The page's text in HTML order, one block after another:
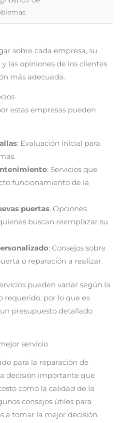
sobre cada empresa, su
las opiniones de los clientes
más adecuada.
estas empresas pueden
: Evaluación inicial para
: Servicios que
funcionamiento de la
puertas: Opciones
buscan reemplazar su
: Consejos sobre
o reparación a realizar.
pueden variar según la
por lo que es
presupuesto detallado
servicio
para la reparación de
decisión importante que
como la calidad de la
consejos útiles para
a tomar la mejor decisión.